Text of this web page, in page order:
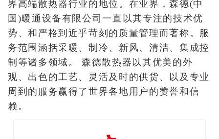
界高端散热器行业的地位。在业界，森德(中
国)暖通设备有限公司一直以其专注的技术优
势、和严格到近乎苛刻的质量管理而著称。服
务范围涵括采暖、制冷、新风、清洁、集成控
制等诸多领域。 森德散热器以其优美的外
观、出色的工艺、灵活及时的供货、以及专业
周到的服务赢得了世界各地用户的赞誉和信
赖。